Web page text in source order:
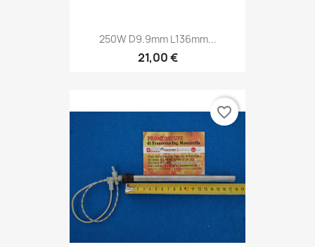
250W D9.9mm L136mm...
21,00 €
favorite_border